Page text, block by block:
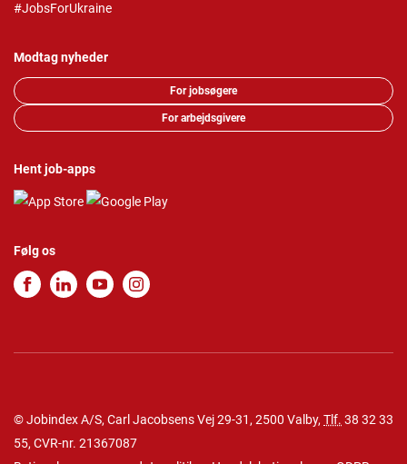
#JobsForUkraine
Modtag nyheder
For jobsøgere
For arbejdsgivere
Hent job-apps
Følg os
© Jobindex A/S, Carl Jacobsens Vej 29-31, 2500 Valby, Tlf. 38 32 33
55, CVR-nr. 21367087